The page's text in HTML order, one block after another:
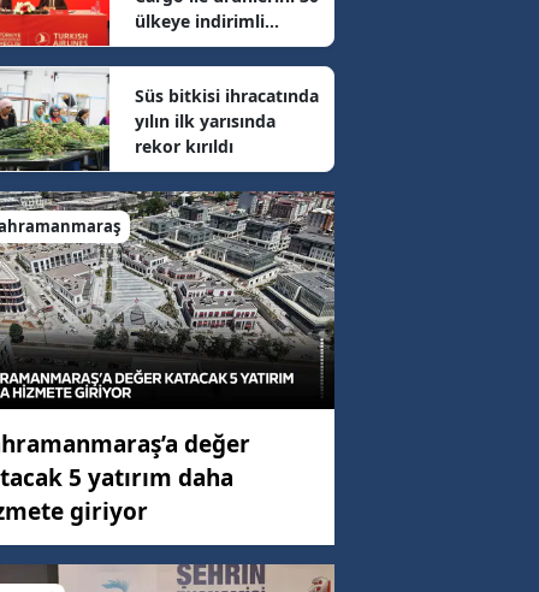
km/h
km/h
km/h
km/h
ülkeye indirimli
ulaştıracak
Süs bitkisi ihracatında
yılın ilk yarısında
rekor kırıldı
değer
5 yatırım daha
giriyor